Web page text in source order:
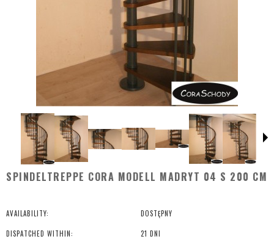
SPINDELTREPPE CORA MODELL MADRYT 04 S 200 CM
AVAILABILITY: DOSTĘPNY
DISPATCHED WITHIN: 21 DNI